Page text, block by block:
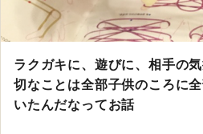
ラクガキに、遊びに、相手の
切なことは全部子供のころに
いたんだなってお話